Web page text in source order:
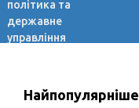
політика та
державне
управління
Найпопулярніше